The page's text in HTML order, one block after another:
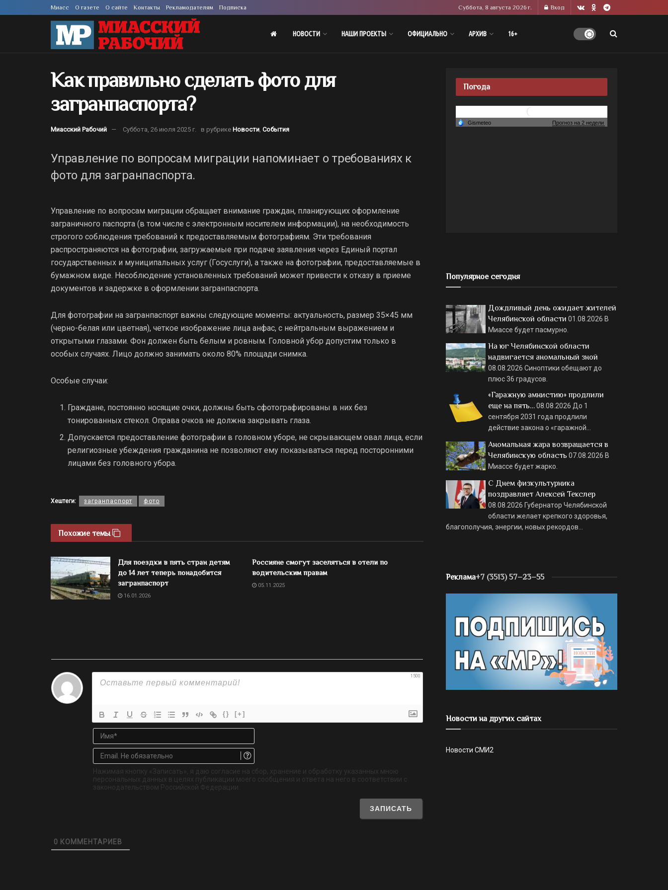
Миасс О газете О сайте Контакты Рекламодателям Подписка Суббота, 8 августа 2026 г. Вход
НОВОСТИ НАШИ ПРОЕКТЫ ОФИЦИАЛЬНО АРХИВ 16+
Как правильно сделать фото для
загранпаспорта?
Миасский Рабочий Суббота, 26 июля 2025 г. в рубрике Новости События
Управление по вопросам миграции напоминает о требованиях к
фото для загранпаспорта.
Управление по вопросам миграции обращает внимание граждан, планирующих оформление
заграничного паспорта (в том числе с электронным носителем информации), на необходимость
строгого соблюдения требований к предоставляемым фотографиям. Эти требования
распространяются на фотографии, загружаемые при подаче заявления через Единый портал
государственных и муниципальных услуг (Госуслуги), а также на фотографии, предоставляемые в
бумажном виде. Несоблюдение установленных требований может привести к отказу в приеме
документов и задержке в оформлении загранпаспорта.
Для фотографии на загранпаспорт важны следующие моменты: актуальность, размер 35×45 мм
(черно-белая или цветная), четкое изображение лица анфас, с нейтральным выражением и
открытыми глазами. Фон должен быть белым и ровным. Головной убор допустим только в
особых случаях. Лицо должно занимать около 80% площади снимка.
Особые случаи:
Граждане, постоянно носящие очки, должны быть сфотографированы в них без
тонированных стекол. Оправа очков не должна закрывать глаза.
Допускается предоставление фотографии в головном уборе, не скрывающем овал лица, если
религиозные убеждения гражданина не позволяют ему показываться перед посторонними
лицами без головного убора.
Хештеги: загранпаспорт фото
Похожие темы
Для поездки в пять стран детям
до 14 лет теперь понадобится
загранпаспорт
16.01.2026
Россияне смогут заселяться в отели по
водительским правам
05.11.2025
1500
{} [+]
Имя*
Email.
обязательно
Нажимая кнопку «Записать», я даю согласие на сбор, хранение и обработку указанных мною
персональных данных в целях публикации моего сообщения и ответа на него в соответствии с
законодательством Российской Федерации.
0 КОММЕНТАРИЕВ
Погода
Популярное сегодня
Дождливый день ожидает жителей
Челябинской области 01.08.2026 В
Миассе будет пасмурно.
На юг Челябинской области
надвигается аномальный зной
08.08.2026 Синоптики обещают до
плюс 36 градусов.
«Гаражную амнистию» продлили
еще на пять…08.08.2026 До 1
сентября 2031 года продлили
действие закона о «гаражной…
Аномальная жара возвращается в
Челябинскую область 07.08.2026 В
Миассе будет жарко.
С Днем физкультурника
поздравляет Алексей Текслер
08.08.2026 Губернатор Челябинской
области желает крепкого здоровья,
благополучия, энергии, новых рекордов…
Реклама+7 (3513) 57–23–55
Новости на других сайтах
Новости СМИ2